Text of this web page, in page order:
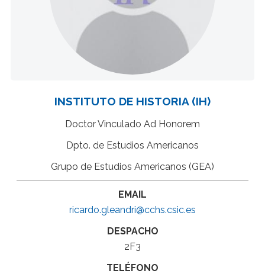
INSTITUTO DE HISTORIA (IH)
Doctor Vinculado Ad Honorem
Dpto. de Estudios Americanos
Grupo de Estudios Americanos (GEA)
EMAIL
ricardo.gleandri@cchs.csic.es
DESPACHO
2F3
TELÉFONO